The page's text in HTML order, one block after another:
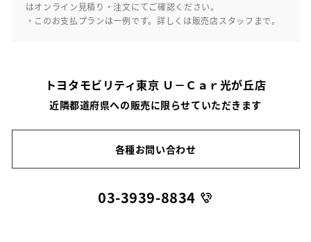
はオンライン見積り・注文にてご確認ください。
・このお支払プランは一例です。詳しくは販売店スタッフまで。
トヨタモビリティ東京 Ｕ－Ｃａｒ光が丘店
近隣都道府県への販売に限らせていただきます
各種お問い合わせ
03-3939-8834